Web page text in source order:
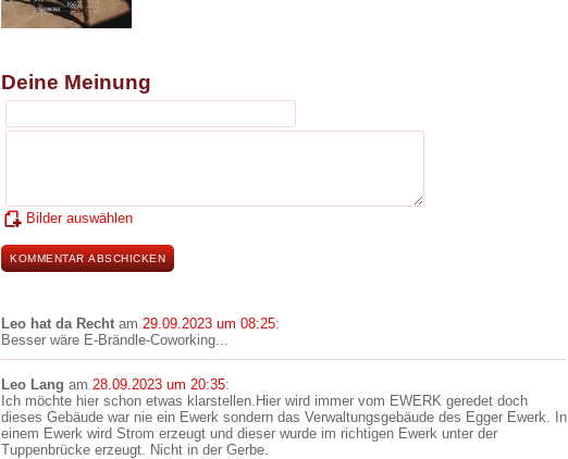
Deine Meinung
Bilder auswählen
Leo hat da Recht am 29.09.2023 um 08:25:
Besser wäre E-Brändle-Coworking...
Leo Lang am 28.09.2023 um 20:35:
Ich möchte hier schon etwas klarstellen.Hier wird immer vom EWERK geredet doch
dieses Gebäude war nie ein Ewerk sondern das Verwaltungsgebäude des Egger Ewerk. In
einem Ewerk wird Strom erzeugt und dieser wurde im richtigen Ewerk unter der
Tuppenbrücke erzeugt. Nicht in der Gerbe.